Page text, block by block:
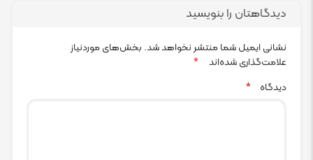
دیدگاهتان را بنویسید
نشانی ایمیل شما منتشر نخواهد شد. بخش‌های موردنیاز
علامت‌گذاری شده‌اند
*
دیدگاه
*